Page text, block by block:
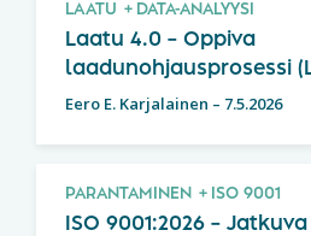
LAATU DATA-ANALYYSI
Laatu 4.0 – Oppiva
laadunohjausprosessi
Eero E. Karjalainen – 7.5.2026
PARANTAMINEN ISO 9001
ISO 9001:2026 –